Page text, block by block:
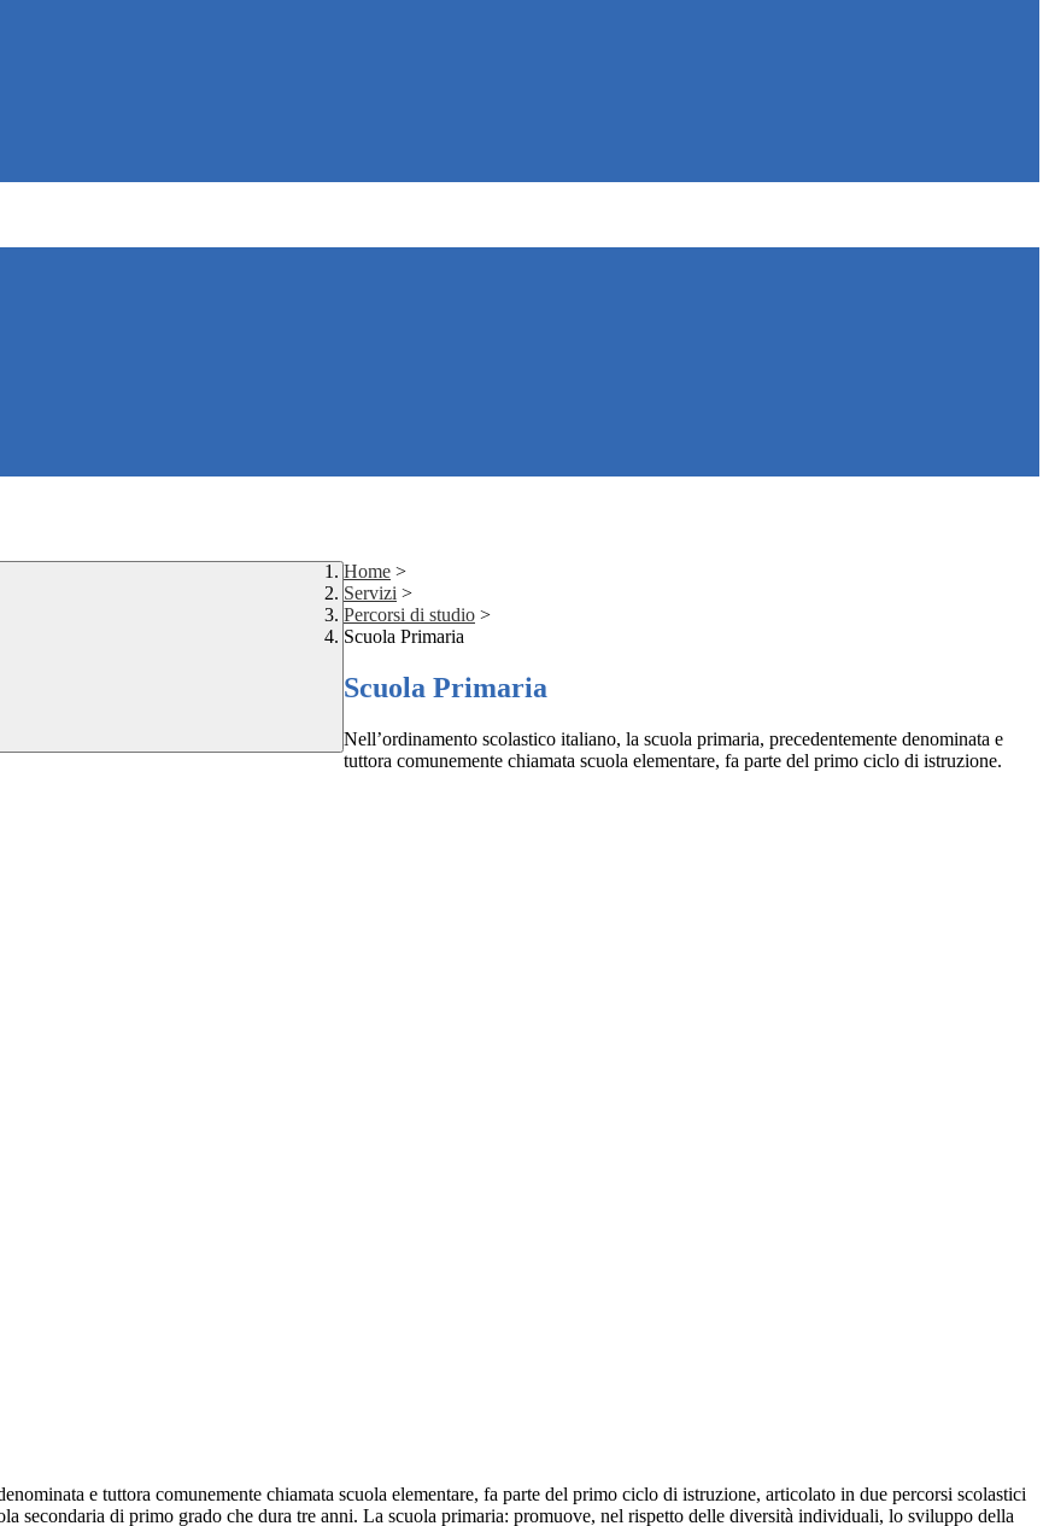
Home >
Servizi >
Percorsi di studio >
Scuola Primaria
Scuola Primaria
Nell’ordinamento scolastico italiano, la scuola primaria, precedentemente denominata e
tuttora comunemente chiamata scuola elementare, fa parte del primo ciclo di istruzione.
e tuttora comunemente chiamata scuola elementare, fa parte del primo ciclo di istruzione, articolato in due percorsi scolastici
secondaria di primo grado che dura tre anni. La scuola primaria: promuove, nel rispetto delle diversità individuali, lo sviluppo della